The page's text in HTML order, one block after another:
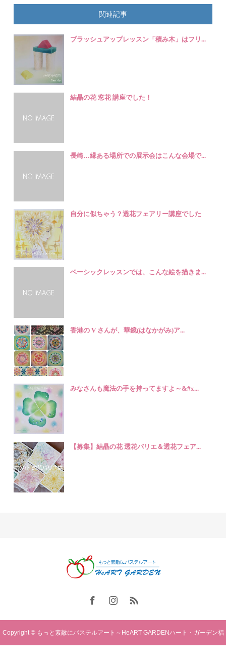
関連記事
ブラッシュアップレッスン「積み木」はフリ...
結晶の花 窓花 講座でした！
長崎…縁ある場所での展示会はこんな会場で...
自分に似ちゃう？透花フェアリー講座でした
ベーシックレッスンでは、こんな絵を描きま...
香港の V さんが、華鏡(はなかがみ)ア...
みなさんも魔法の手を持ってますよ～&#x...
【募集】結晶の花 透花バリエ＆透花フェア...
Copyright © もっと素敵にパステルアート～HeART GARDENハート・ガーデン福